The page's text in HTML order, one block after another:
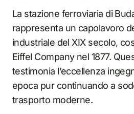
La stazione ferroviaria di
rappresenta un capolavoro
industriale del XIX secolo,
Eiffel Company nel 1877.
testimonia l’eccellenza
epoca pur continuando a
trasporto moderne.